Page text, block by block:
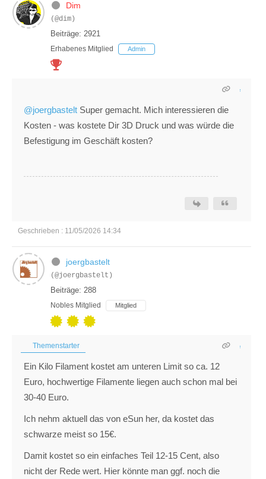
Dim
(@dim)
Beiträge: 2921
Erhabenes Mitglied Admin
@joergbastelt Super gemacht. Mich interessieren die
Kosten - was kostete Dir 3D Druck und was würde die
Befestigung im Geschäft kosten?
Geschrieben : 11/05/2026 14:34
joergbastelt
(@joergbastelt)
Beiträge: 288
Nobles Mitglied Mitglied
Themenstarter
Ein Kilo Filament kostet am unteren Limit so ca. 12
Euro, hochwertige Filamente liegen auch schon mal bei
30-40 Euro.
Ich nehm aktuell das von eSun her, da kostet das
schwarze meist so 15€.
Damit kostet so ein einfaches Teil 12-15 Cent, also
nicht der Rede wert. Hier könnte man ggf. noch die